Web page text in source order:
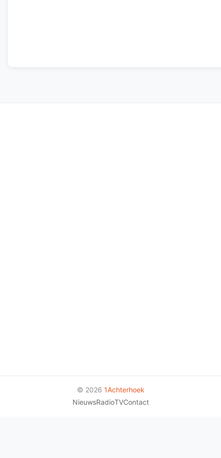
© 2026 1Achterhoek
NieuwsRadioTVContact